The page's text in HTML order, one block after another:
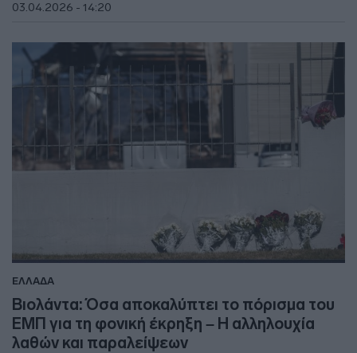
03.04.2026 - 14:20
ΕΛΛΑΔΑ
Βιολάντα: Όσα αποκαλύπτει το πόρισμα του
ΕΜΠ για τη φονική έκρηξη – Η αλληλουχία
λαθών και παραλείψεων